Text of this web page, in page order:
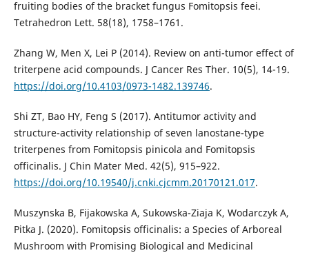
fruiting bodies of the bracket fungus Fomitopsis feei.
Tetrahedron Lett. 58(18), 1758–1761.
Zhang W, Men X, Lei P (2014). Review on anti-tumor effect of
triterpene acid compounds. J Cancer Res Ther. 10(5), 14-19.
https://doi.org/10.4103/0973-1482.139746.
Shi ZT, Bao HY, Feng S (2017). Antitumor activity and
structure-activity relationship of seven lanostane-type
triterpenes from Fomitopsis pinicola and Fomitopsis
officinalis. J Chin Mater Med. 42(5), 915–922.
https://doi.org/10.19540/j.cnki.cjcmm.20170121.017.
Muszynska B, Fijakowska A, Sukowska-Ziaja K, Wodarczyk A,
Pitka J. (2020). Fomitopsis officinalis: a Species of Arboreal
Mushroom with Promising Biological and Medicinal